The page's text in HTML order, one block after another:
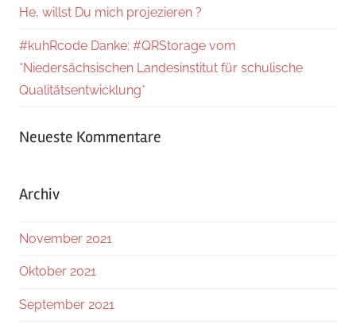
He, willst Du mich projezieren ?
#kuhRcode Danke: #QRStorage vom
*Niedersächsischen Landesinstitut für schulische
Qualitätsentwicklung*
Neueste Kommentare
Archiv
November 2021
Oktober 2021
September 2021